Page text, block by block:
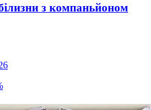
з компаньйоном